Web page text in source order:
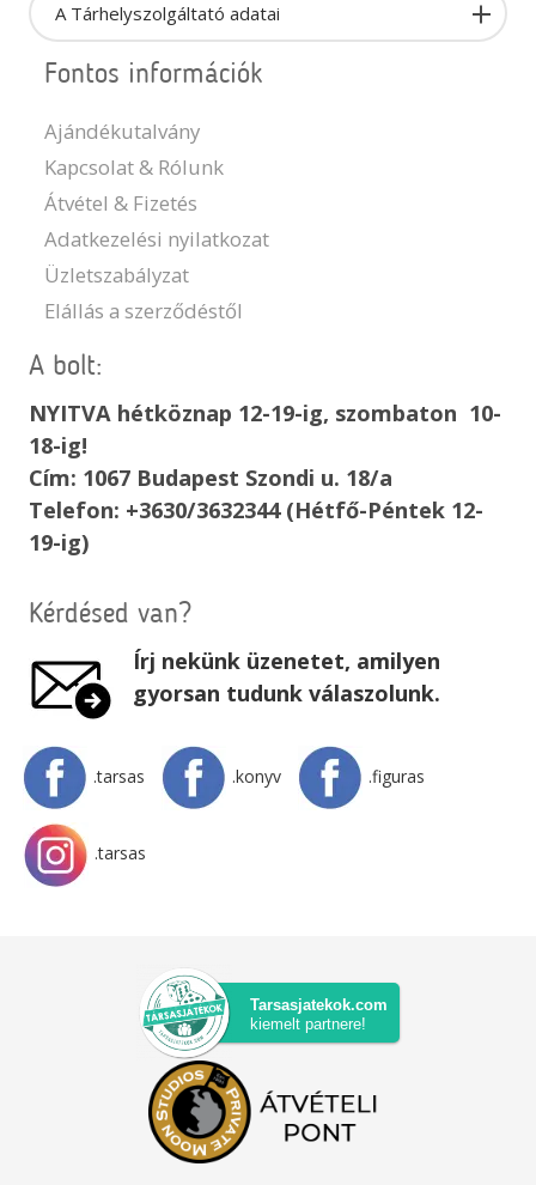
A Tárhelyszolgáltató adatai
Fontos információk
Ajándékutalvány
Kapcsolat & Rólunk
Átvétel & Fizetés
Adatkezelési nyilatkozat
Üzletszabályzat
Elállás a szerződéstől
A bolt:
NYITVA hétköznap 12-19-ig, szombaton 10-
18-ig!
Cím: 1067 Budapest Szondi u. 18/a
Telefon: +3630/3632344 (Hétfő-Péntek 12-
19-ig)
Kérdésed van?
Írj nekünk üzenetet, amilyen
gyorsan tudunk válaszolunk.
.tarsas .konyv .figuras
.tarsas
Tarsasjatekok.com
kiemelt partnere!